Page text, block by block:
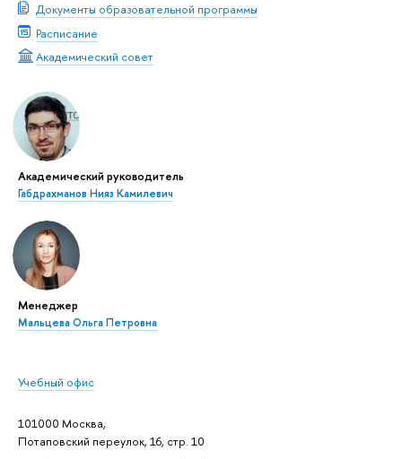
Документы образовательной программы
Расписание
Академический совет
Академический руководитель
Габдрахманов Нияз Камилевич
Менеджер
Мальцева Ольга Петровна
Учебный офис
101000 Москва,
Потаповский переулок, 16, стр. 10